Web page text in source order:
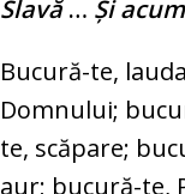
Slavă… Şi acum
Bucură-te,
Domnului;
te, scăpare;
aur; bucură-te,